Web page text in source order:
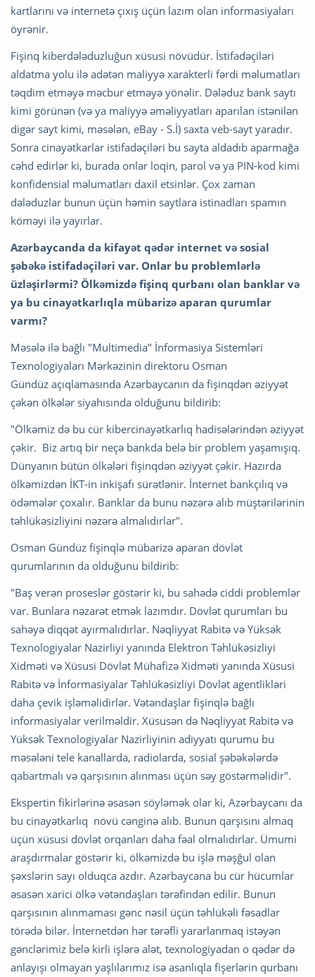
kartlarını və internetə çıxış üçün lazım olan informasiyaları
öyrənir.
Fişinq kiberdələduzluğun xüsusi növüdür. İstifadəçiləri
aldatma yolu ilə adətən maliyyə xarakterli fərdi məlumatları
təqdim etməyə məcbur etməyə yönəlir. Dələduz bank saytı
kimi görünən (və ya maliyyə əməliyyatları aparılan istənilən
digər sayt kimi, məsələn, eBay - S.İ) saxta veb-sayt yaradır.
Sonra cinayətkarlar istifadəçiləri bu sayta aldadıb aparmağa
cəhd edirlər ki, burada onlar loqin, parol və ya PIN-kod kimi
konfidensial məlumatları daxil etsinlər. Çox zaman
dələduzlar bunun üçün həmin saytlara istinadları spamın
köməyi ilə yayırlar.
Azərbaycanda da kifayət qədər internet və sosial
şəbəkə istifadəçiləri var. Onlar bu problemlərlə
üzləşirlərmi? Ölkəmizdə fişinq qurbanı olan banklar və
ya bu cinayətkarlıqla mübarizə aparan qurumlar
varmı?
Məsələ ilə bağlı "Multimedia" İnformasiya Sistemləri
Texnologiyaları Mərkəzinin direktoru Osman
Gündüz açıqlamasında Azərbaycanın da fişinqdən əziyyət
çəkən ölkələr siyahısında olduğunu bildirib:
"Ölkəmiz də bu cür kibercinayətkarlıq hadisələrindən əziyyət
çəkir. Biz artıq bir neçə bankda belə bir problem yaşamışıq.
Dünyanın bütün ölkələri fişinqdən əziyyət çəkir. Hazırda
ölkəmizdən İKT-in inkişafı sürətlənir. İnternet bankçılıq və
ödəmələr çoxalır. Banklar da bunu nəzərə alıb müştərilərinin
təhlükəsizliyini nəzərə almalıdırlar".
Osman Gündüz fişinqlə mübarizə aparan dövlət
qurumlarının da olduğunu bildirib:
"Baş verən proseslər göstərir ki, bu sahədə ciddi problemlər
var. Bunlara nəzarət etmək lazımdır. Dövlət qurumları bu
sahəyə diqqət ayırmalıdırlar. Nəqliyyat Rabitə və Yüksək
Texnologiyalar Nazirliyi yanında Elektron Təhlükəsizliyi
Xidməti və Xüsusi Dövlət Mühafizə Xidməti yanında Xüsusi
Rabitə və İnformasiyalar Təhlükəsizliyi Dövlət agentlikləri
daha çevik işləməlidirlər. Vətəndaşlar fişinqlə bağlı
informasiyalar verilməldir. Xüsusən də Nəqliyyat Rabitə və
Yüksək Texnologiyalar Nazirliyinin adiyyatı qurumu bu
məsələni tele kanallarda, radiolarda, sosial şəbəkələrdə
qabartmalı və qarşısının alınması üçün səy göstərməlidir".
Ekspertin fikirlərinə əsasən söyləmək olar ki, Azərbaycanı da
bu cinayətkarlıq növü cənginə alıb. Bunun qarşısını almaq
üçün xüsusi dövlət orqanları daha fəal olmalıdırlar. Ümumi
araşdırmalar göstərir ki, ölkəmizdə bu işlə məşğul olan
şəxslərin sayı olduqca azdır. Azərbaycana bu cür hücumlar
əsasən xarici ölkə vətəndaşları tərəfindən edilir. Bunun
qarşısının alınmaması gənc nəsil üçün təhlükəli fəsadlar
törədə bilər. İnternetdən hər tərəfli yararlanmaq istəyən
gənclərimiz belə kirli işlərə alət, texnologiyadan o qədər də
anlayışı olmayan yaşlılarımız isə asanlıqla fişerlərin qurbanı